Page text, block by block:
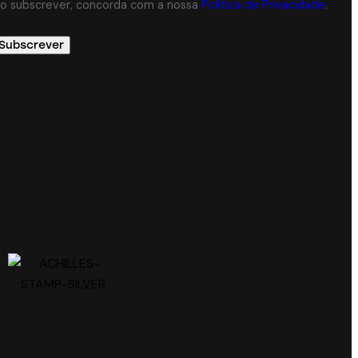
subscrever, concorda com a nossa Política de Privacidade.